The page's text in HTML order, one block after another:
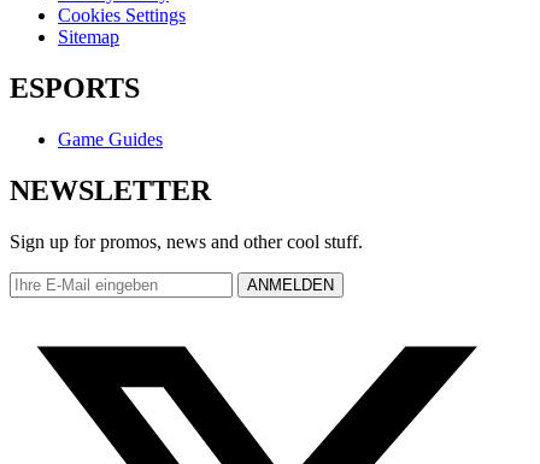
Cookies Settings
Sitemap
ESPORTS
Game Guides
NEWSLETTER
Sign up for promos, news and other cool stuff.